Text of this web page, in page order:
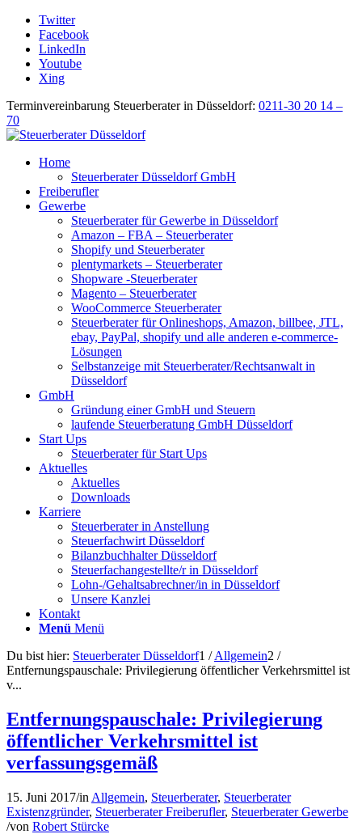
Twitter
Facebook
LinkedIn
Youtube
Xing
Terminvereinbarung Steuerberater in Düsseldorf: 0211-30 20 14 –
70
Home
Steuerberater Düsseldorf GmbH
Freiberufler
Gewerbe
Steuerberater für Gewerbe in Düsseldorf
Amazon – FBA – Steuerberater
Shopify und Steuerberater
plentymarkets – Steuerberater
Shopware -Steuerberater
Magento – Steuerberater
WooCommerce Steuerberater
Steuerberater für Onlineshops, Amazon, billbee, JTL,
ebay, PayPal, shopify und alle anderen e-commerce-
Lösungen
Selbstanzeige mit Steuerberater/Rechtsanwalt in
Düsseldorf
GmbH
Gründung einer GmbH und Steuern
laufende Steuerberatung GmbH Düsseldorf
Start Ups
Steuerberater für Start Ups
Aktuelles
Aktuelles
Downloads
Karriere
Steuerberater in Anstellung
Steuerfachwirt Düsseldorf
Bilanzbuchhalter Düsseldorf
Steuerfachangestellte/r in Düsseldorf
Lohn-/Gehaltsabrechner/in in Düsseldorf
Unsere Kanzlei
Kontakt
Menü Menü
Du bist hier: Steuerberater Düsseldorf1 / Allgemein2 /
Entfernungspauschale: Privilegierung öffentlicher Verkehrsmittel ist
v...
Entfernungspauschale: Privilegierung
öffentlicher Verkehrsmittel ist
verfassungsgemäß
15. Juni 2017/in Allgemein, Steuerberater, Steuerberater
Existenzgründer, Steuerberater Freiberufler, Steuerberater Gewerbe
/von Robert Stürcke